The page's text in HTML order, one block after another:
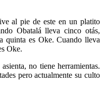
al pie de este en un platito
Obatalá lleva cinco otás,
quinta es Oke. Cuando lleva
Oke.
no tiene herramientas.
pero actualmente su culto